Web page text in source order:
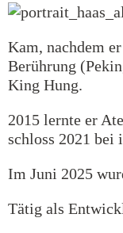
Kam, nachdem
Berührung
King Hung.
2015 lernte er
schloss 2021
Im Juni 2025
Tätig als